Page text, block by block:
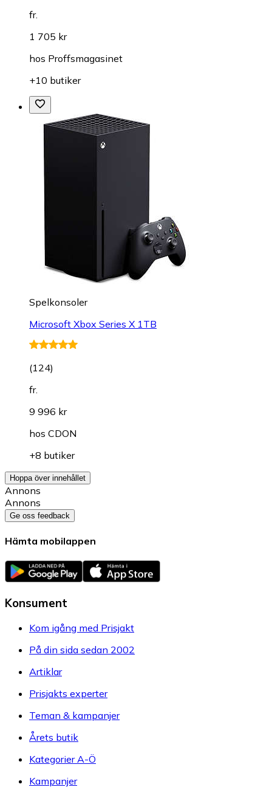
fr.
1 705 kr
hos Proffsmagasinet
+10 butiker
Spelkonsoler
Microsoft Xbox Series X 1TB
(124)
fr.
9 996 kr
hos CDON
+8 butiker
Hoppa över innehållet
Annons
Annons
Ge oss feedback
Hämta mobilappen
Konsument
Kom igång med Prisjakt
På din sida sedan 2002
Artiklar
Prisjakts experter
Teman & kampanjer
Årets butik
Kategorier A-Ö
Kampanjer